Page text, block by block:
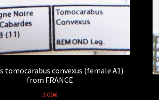
tomocarabus convexus (female A1)
from FRANCE
2.00€